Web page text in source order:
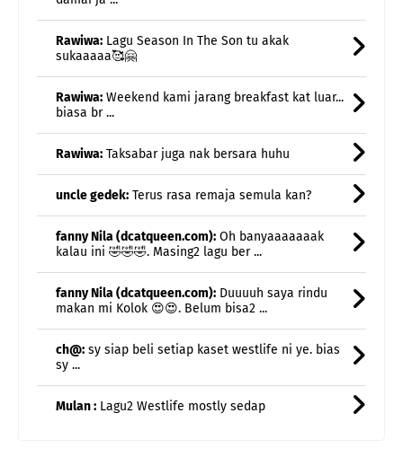
Rawiwa:Weekend kami jarang breakfast kat luar...
biasa br ...
Rawiwa:Taksabar juga nak bersara huhu
uncle gedek:
fanny Nila (dcatqueen.com):Oh banyaaaaaaak
kalau ini 🤣🤣🤣. Masing2 lagu ber ...
fanny Nila (dcatqueen.com):Duuuuh saya rindu
makan mi Kolok 😍😍. Belum bisa2 ...
ch@:sy siap beli setiap kaset westlife ni ye. bias
sy ...
Mulan :Lagu2 Westlife mostly sedap
notie: